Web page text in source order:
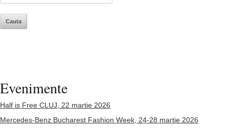
Evenimente
Half is Free CLUJ, 22 martie 2026
Mercedes-Benz Bucharest Fashion Week, 24-28 martie 2026